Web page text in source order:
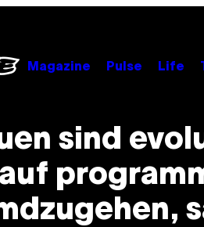
Magazine Pulse Life
sind